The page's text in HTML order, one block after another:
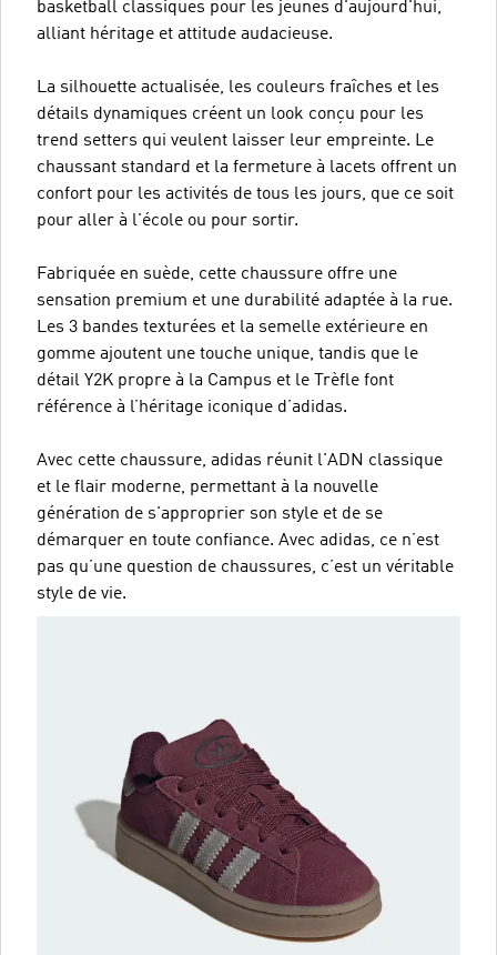
basketball classiques pour les jeunes d'aujourd'hui,
alliant héritage et attitude audacieuse.
La silhouette actualisée, les couleurs fraîches et les
détails dynamiques créent un look conçu pour les
trend setters qui veulent laisser leur empreinte. Le
chaussant standard et la fermeture à lacets offrent un
confort pour les activités de tous les jours, que ce soit
pour aller à l'école ou pour sortir.
Fabriquée en suède, cette chaussure offre une
sensation premium et une durabilité adaptée à la rue.
Les 3 bandes texturées et la semelle extérieure en
gomme ajoutent une touche unique, tandis que le
détail Y2K propre à la Campus et le Trèfle font
référence à l’héritage iconique d’adidas.
Avec cette chaussure, adidas réunit l'ADN classique
et le flair moderne, permettant à la nouvelle
génération de s'approprier son style et de se
démarquer en toute confiance. Avec adidas, ce n’est
pas qu’une question de chaussures, c’est un véritable
style de vie.